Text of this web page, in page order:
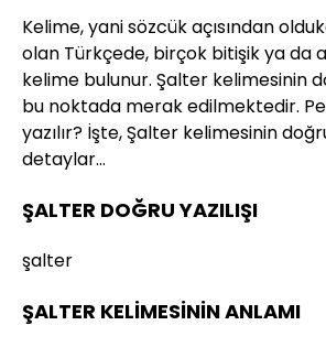
Kelime, yani sözcük açısından
olan Türkçede, birçok bitişik ya da
kelime bulunur. Şalter kelimesinin
bu noktada merak edilmektedir.
yazılır? İşte, Şalter kelimesinin
detaylar…
ŞALTER DOĞRU YAZILIŞI
şalter
ŞALTER KELİMESİNİN ANLAMI